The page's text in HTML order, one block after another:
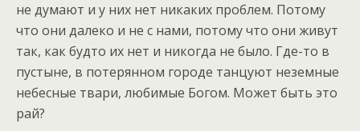
не думают и у них нет никаких проблем. Потому
что они далеко и не с нами, потому что они живут
так, как будто их нет и никогда не было. Где-то в
пустыне, в потерянном городе танцуют неземные
небесные твари, любимые Богом. Может быть это
рай?